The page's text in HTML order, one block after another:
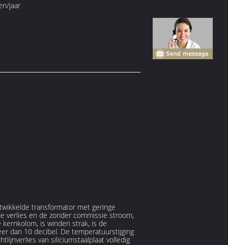
jaar
transformator met geringe
verlies en de zonder commissie stroom,
is winden strak, is de
dan 10 decibel. De temperatuurstijging
van siliciumstaalplaat volledig